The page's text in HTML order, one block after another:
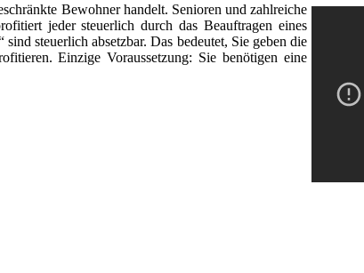
Bewohner handelt. Senioren und zahlreiche
jeder steuerlich durch das Beauftragen eines
steuerlich absetzbar. Das bedeutet, Sie geben die
Einzige Voraussetzung: Sie benötigen eine